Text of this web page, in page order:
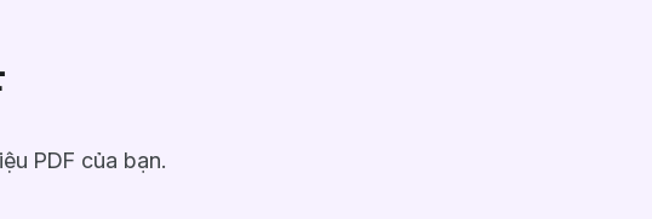
PDF của bạn.